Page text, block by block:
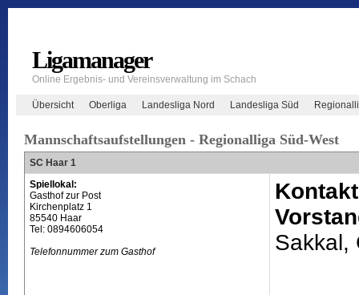
Ligamanager
Online Ergebnis- und Vereinsverwaltung im Schach
Übersicht Oberliga Landesliga Nord Landesliga Süd
Mannschaftsaufstellungen - Regionalliga Süd-West
SC Haar 1
Spiellokal:
Gasthof zur Post
Kirchenplatz 1
85540 Haar
Tel: 0894606054
Telefonnummer zum Gasthof
Sakkal,